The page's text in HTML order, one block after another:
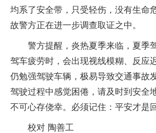
均系了安全带，只受轻伤，没有生命
故警方正在进一步调查取证之中。
警方提醒，炎热夏季来临，夏季
驾车疲劳时，会出现视线模糊、反应
仍勉强驾驶车辆，极易导致交通事故
驾驶过程中感觉困倦，请及时到安全
不可心存侥幸。必须记住：平安才是
校对 陶善工